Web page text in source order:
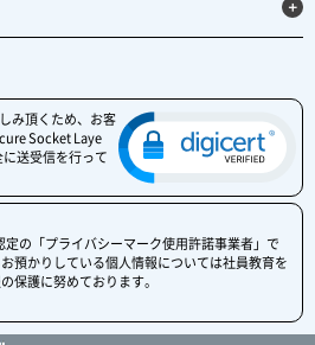
み頂くため、お客
Socket Laye
送受信を行って
定の「プライバシーマーク使用許諾事業者」で
預かりしている個人情報については社員教育を
保護に努めております。